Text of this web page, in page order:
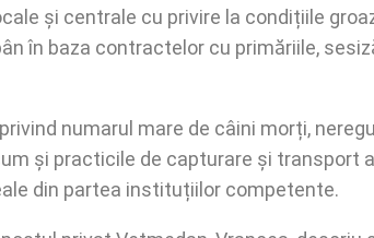
și centrale cu privire la condițiile
în baza contractelor cu primăriile,
numarul mare de câini morți,
și practicile de capturare și
din partea instituțiilor competente.